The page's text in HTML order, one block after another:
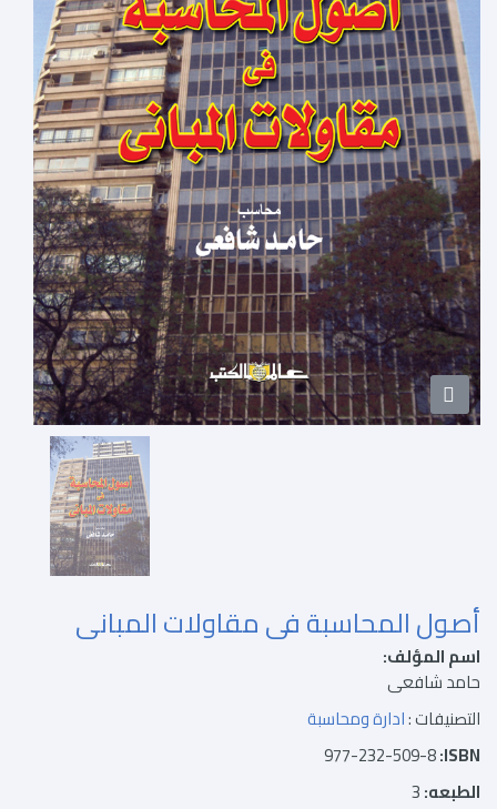
أصول المحاسبة فى مقاولات المبانى
اسم المؤلف:
حامد شافعى
التصنيفات :ادارة ومحاسبة
ISBN:
977-232-509-8
الطبعه:3